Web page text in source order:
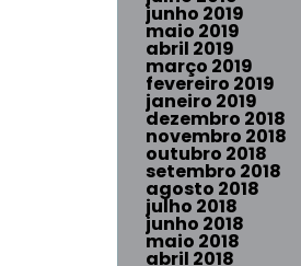
junho 2019
maio 2019
abril 2019
março 2019
fevereiro 2019
janeiro 2019
dezembro 2018
novembro 2018
outubro 2018
setembro 2018
agosto 2018
julho 2018
junho 2018
maio 2018
abril 2018